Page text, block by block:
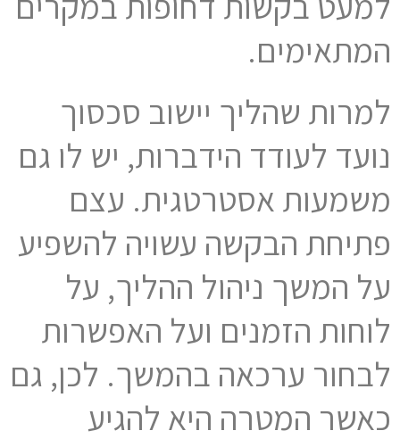
המתאימים.
למרות שהליך יישוב סכסוך
נועד לעודד הידברות, יש לו גם
משמעות אסטרטגית. עצם
פתיחת הבקשה עשויה להשפיע
על המשך ניהול ההליך, על
לוחות הזמנים ועל האפשרות
לבחור ערכאה בהמשך. לכן, גם
כאשר המטרה היא להגיע